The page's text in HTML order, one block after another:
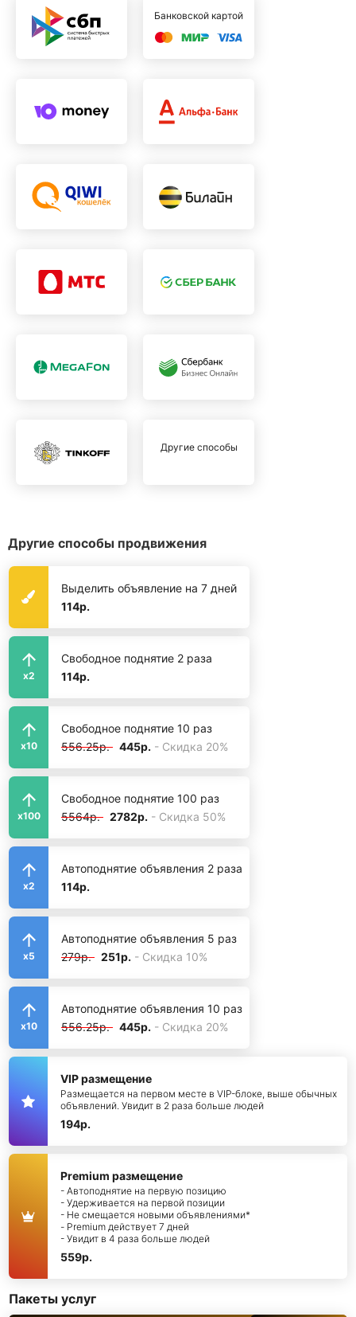
Банковской картой
Другие способы
Другие способы продвижения
Выделить объявление на 7 дней
114р.
x2
Свободное поднятие 2 раза
114р.
x10
Свободное поднятие 10 раз
556.25р. 445р. - Скидка 20%
x100
Свободное поднятие 100 раз
5564р. 2782р. - Скидка 50%
x2
Автоподнятие объявления 2 раза
114р.
x5
Автоподнятие объявления 5 раз
279р. 251р. - Скидка 10%
x10
Автоподнятие объявления 10 раз
556.25р. 445р. - Скидка 20%
VIP размещение
Размещается на первом месте в VIP-блоке, выше обычных
объявлений. Увидит в 2 раза больше людей
194р.
Premium размещение
- Автоподнятие на первую позицию
- Удерживается на первой позиции
- Не смещается новыми объявлениями*
- Premium действует 7 дней
- Увидит в 4 раза больше людей
559р.
Пакеты услуг